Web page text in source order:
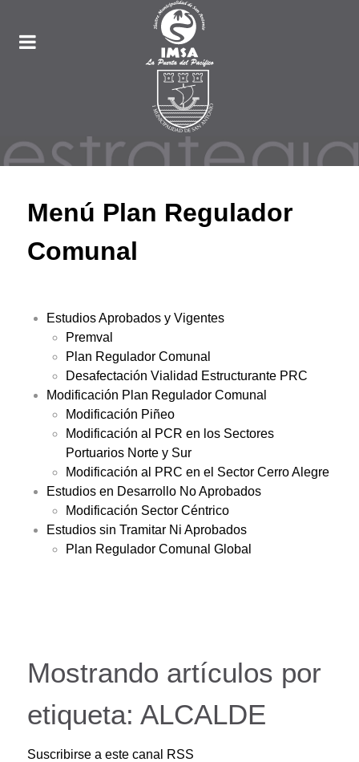
Menú Plan Regulador
Comunal
Estudios Aprobados y Vigentes
Premval
Plan Regulador Comunal
Desafectación Vialidad Estructurante PRC
Modificación Plan Regulador Comunal
Modificación Piñeo
Modificación al PCR en los Sectores
Portuarios Norte y Sur
Modificación al PRC en el Sector Cerro Alegre
Estudios en Desarrollo No Aprobados
Modificación Sector Céntrico
Estudios sin Tramitar Ni Aprobados
Plan Regulador Comunal Global
Mostrando artículos por
etiqueta: ALCALDE
Suscribirse a este canal RSS